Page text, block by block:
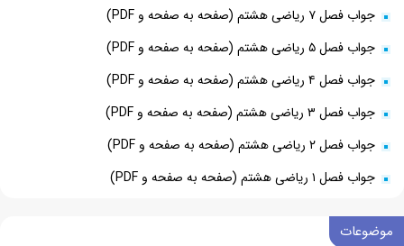
جواب فصل ۷ ریاضی هشتم (صفحه به صفحه و PDF)
جواب فصل ۵ ریاضی هشتم (صفحه به صفحه و PDF)
جواب فصل ۴ ریاضی هشتم (صفحه به صفحه و PDF)
جواب فصل ۳ ریاضی هشتم (صفحه به صفحه و PDF)
جواب فصل ۲ ریاضی هشتم (صفحه به صفحه و PDF)
جواب فصل ۱ ریاضی هشتم (صفحه به صفحه و PDF)
موضوعات